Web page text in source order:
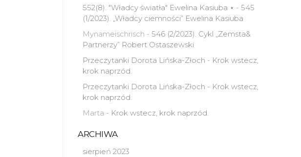
552(8). "Władcy światła" Ewelina Kasiuba ⋆ - 545
(1/2023). „Władcy ciemności” Ewelina Kasiuba
Mynameischrisch - 546 (2/2023). Cykl „Zemsta&
Partnerzy” Robert Ostaszewski
Przeczytanki Dorota Lińska-Złoch - Krok wstecz,
krok naprzód.
Przeczytanki Dorota Lińska-Złoch - Krok wstecz,
krok naprzód.
Marta - Krok wstecz, krok naprzód.
ARCHIWA
sierpień 2023